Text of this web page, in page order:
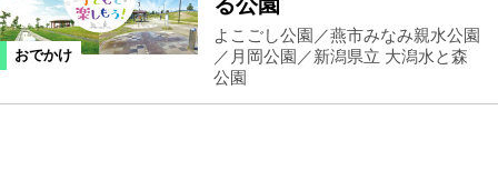
おでかけ
よこごし公園／燕市みなみ親水公園
／月岡公園／新潟県立 大潟水と森
公園